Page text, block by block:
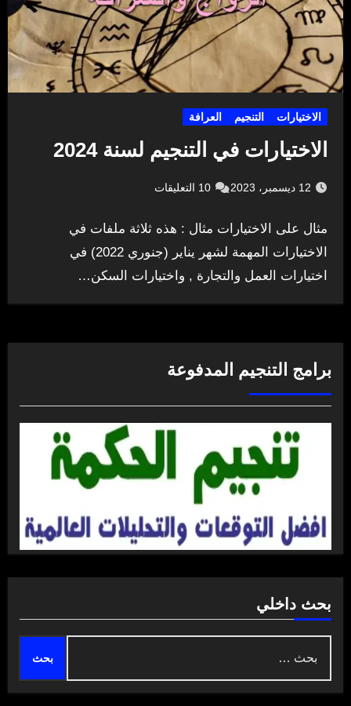
الاختيارات التنجيم العرافة
الاختيارات في التنجيم لسنة 2024
12 ديسمبر، 2023 10 التعليقات
مثال على الاختيارات مثال : هذه ثلاثة ملفات في
الاختيارات المهمة لشهر يناير (جنوري 2022) في
اختيارات العمل والتجارة , واختيارات السكن…
برامج التنجيم المدفوعة
بحث داخلي
عن: